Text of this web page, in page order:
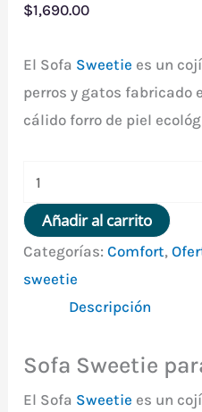
$1,690.00
El Sofa Sweetie es un
perros y gatos fabricado
cálido forro de piel
Sweetie
para
perros
y
x37
x16
Añadir al carrito
Categorías:Comfort,
sweetie
Descripción
Sofa Sweetie
El Sofa Sweetie es un